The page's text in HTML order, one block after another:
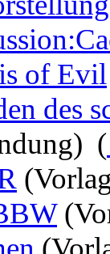
of Evil
des
(